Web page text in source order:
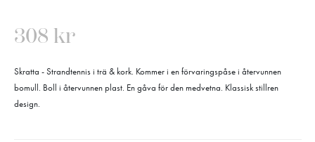
308 kr
Skratta - Strandtennis i trä & kork. Kommer i en förvaringspåse i återvunnen
bomull. Boll i återvunnen plast. En gåva för den medvetna. Klassisk stillren
design.